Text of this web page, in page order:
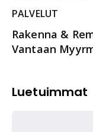
PALVELUT
Rakenna &
Vantaan
Luetuimmat